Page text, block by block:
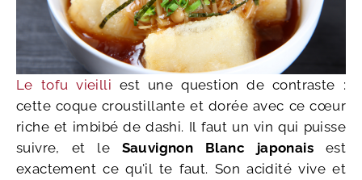
Le tofu vieilli est une question de contraste :
cette coque croustillante et dorée avec ce cœur
riche et imbibé de dashi. Il faut un vin qui puisse
suivre, et le Sauvignon Blanc japonais est
exactement ce qu'il te faut. Son acidité vive et